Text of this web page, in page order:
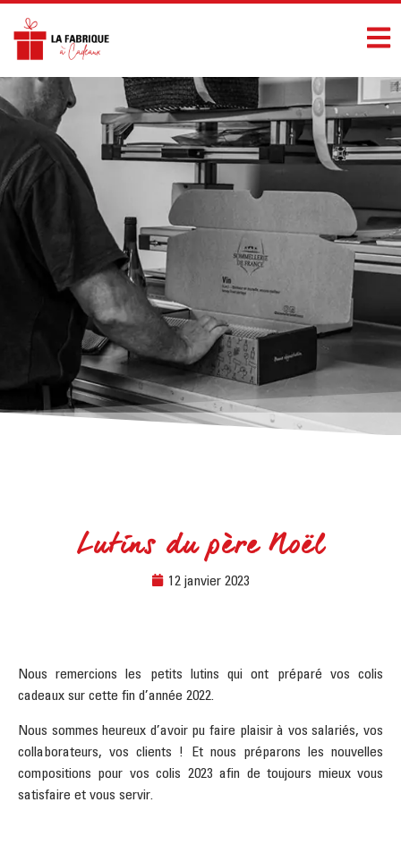
Lutins du père Noël
12 janvier 2023
Nous remercions les petits lutins qui ont préparé vos colis
cadeaux sur cette fin d’année 2022.
Nous sommes heureux d’avoir pu faire plaisir à vos salariés, vos
collaborateurs, vos clients ! Et nous préparons les nouvelles
compositions pour vos colis 2023 afin de toujours mieux vous
satisfaire et vous servir.